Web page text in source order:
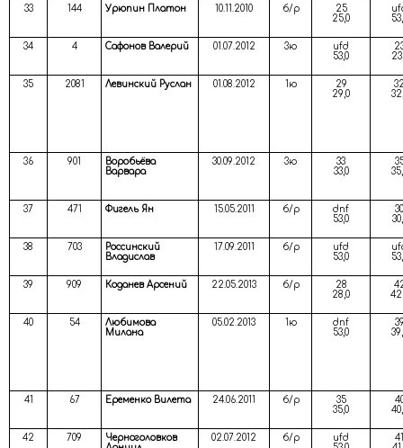
33 144 Урюпин Платон 10.11.2010 б/р
25
25,0
34 4 Сафонов Валерий 01.07.2012 3ю
ufd
53,0
35 2081 Левинский Руслан 01.08.2012 1ю
29
29,0
36 901
Воробьёва
Варвара
30.09.2012 3ю
33
33,0
37 471 Фигель Ян 15.05.2011 б/р
dnf
53,0
30
38 703
Россинский
Владислав
17.09.2011 б/р
ufd
53,0
39 909 Коданев Арсений 22.05.2013 б/р
28
28,0
40 54
Любимова
Милана
05.02.2013 1ю
dnf
53,0
41 67 Еременко Вилета 24.06.2011 б/р
35
35,0
42 709
Черноголовков
02.07.2012 б/р
ufd
41